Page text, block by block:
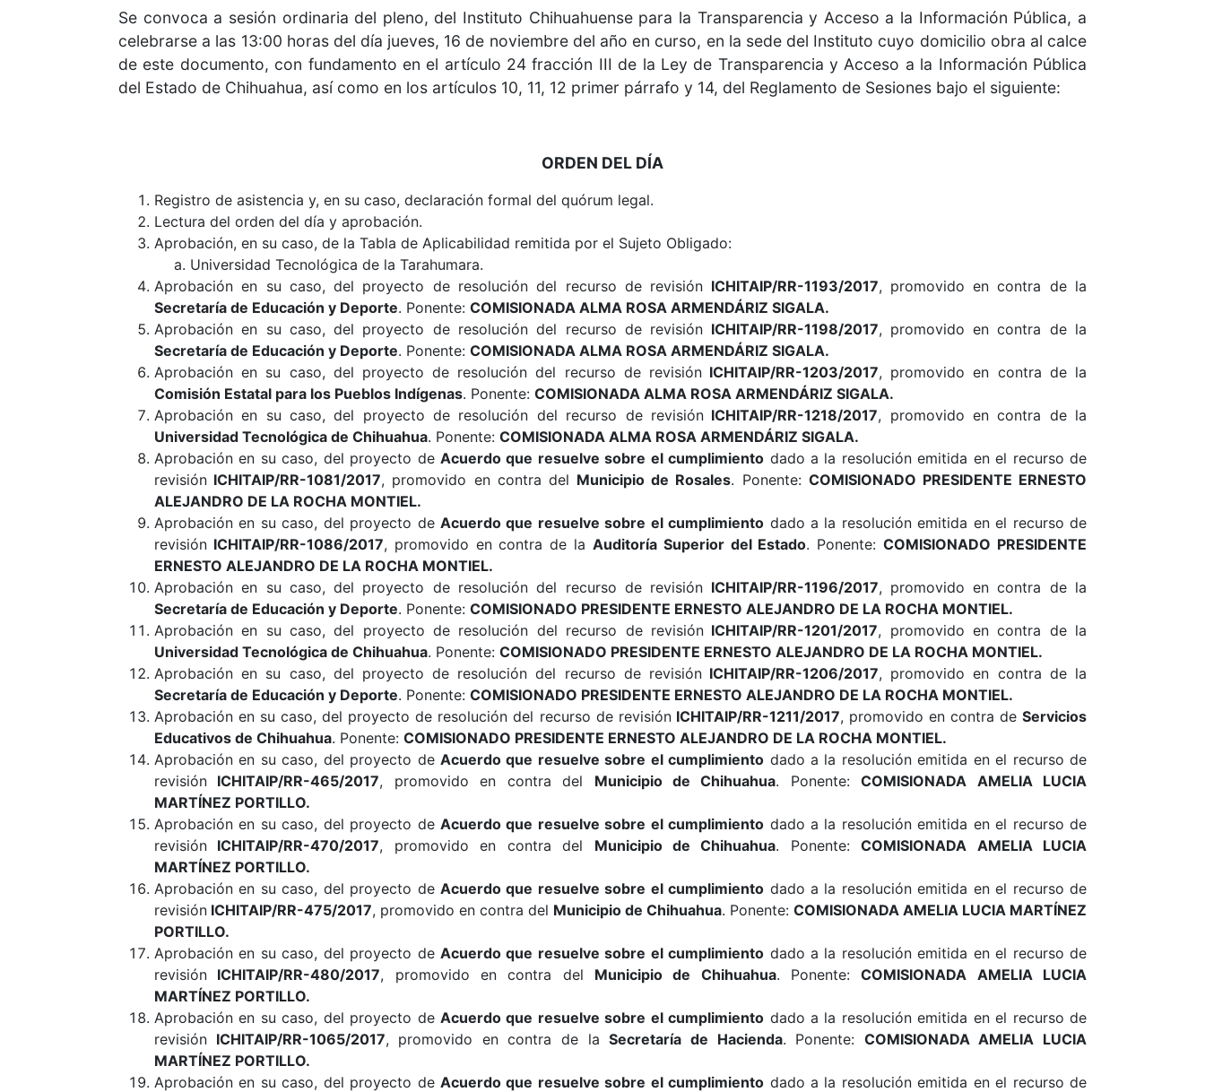
Se convoca a sesión ordinaria del pleno, del Instituto Chihuahuense para la Transparencia y Acceso a la Información Pública, a
celebrarse a las 13:00 horas del día jueves, 16 de noviembre del año en curso, en la sede del Instituto cuyo domicilio obra al calce
de este documento, con fundamento en el artículo 24 fracción III de la Ley de Transparencia y Acceso a la Información Pública
del Estado de Chihuahua, así como en los artículos 10, 11, 12 primer párrafo y 14, del Reglamento de Sesiones bajo el siguiente:
ORDEN DEL DÍA
Registro de asistencia y, en su caso, declaración formal del quórum legal.
Lectura del orden del día y aprobación.
Aprobación, en su caso, de la Tabla de Aplicabilidad remitida por el Sujeto Obligado:
Universidad Tecnológica de la Tarahumara.
Aprobación en su caso, del proyecto de resolución del recurso de revisión ICHITAIP/RR-1193/2017, promovido en contra de la
Secretaría de Educación y Deporte. Ponente: COMISIONADA ALMA ROSA ARMENDÁRIZ SIGALA.
Aprobación en su caso, del proyecto de resolución del recurso de revisión ICHITAIP/RR-1198/2017, promovido en contra de la
Secretaría de Educación y Deporte. Ponente: COMISIONADA ALMA ROSA ARMENDÁRIZ SIGALA.
Aprobación en su caso, del proyecto de resolución del recurso de revisiónICHITAIP/RR-1203/2017, promovido en contra de la
Comisión Estatal para los Pueblos Indígenas. Ponente: COMISIONADA ALMA ROSA ARMENDÁRIZ SIGALA.
Aprobación en su caso, del proyecto de resolución del recurso de revisiónICHITAIP/RR-1218/2017, promovido en contra de la
Universidad Tecnológica de Chihuahua. Ponente: COMISIONADA ALMA ROSA ARMENDÁRIZ SIGALA.
Aprobación en su caso, del proyecto de Acuerdo que resuelve sobre el cumplimiento dado a la resolución emitida en el recurso de
revisión ICHITAIP/RR-1081/2017, promovido en contra del Municipio de Rosales. Ponente: COMISIONADO PRESIDENTE ERNESTO
ALEJANDRO DE LA ROCHA MONTIEL.
Aprobación en su caso, del proyecto de Acuerdo que resuelve sobre el cumplimiento dado a la resolución emitida en el recurso de
revisión ICHITAIP/RR-1086/2017, promovido en contra de la Auditoría Superior del Estado. Ponente:COMISIONADO PRESIDENTE
ERNESTO ALEJANDRO DE LA ROCHA MONTIEL.
Aprobación en su caso, del proyecto de resolución del recurso de revisión ICHITAIP/RR-1196/2017, promovido en contra de la
Secretaría de Educación y Deporte. Ponente: COMISIONADO PRESIDENTE ERNESTO ALEJANDRO DE LA ROCHA MONTIEL.
Aprobación en su caso, del proyecto de resolución del recurso de revisiónICHITAIP/RR-1201/2017, promovido en contra de la
Universidad Tecnológica de Chihuahua. Ponente: COMISIONADO PRESIDENTE ERNESTO ALEJANDRO DE LA ROCHA MONTIEL.
Aprobación en su caso, del proyecto de resolución del recurso de revisiónICHITAIP/RR-1206/2017, promovido en contra de la
Secretaría de Educación y Deporte. Ponente: COMISIONADO PRESIDENTE ERNESTO ALEJANDRO DE LA ROCHA MONTIEL.
Aprobación en su caso, del proyecto de resolución del recurso de revisiónICHITAIP/RR-1211/2017, promovido en contra deServicios
Educativos de Chihuahua. Ponente: COMISIONADO PRESIDENTE ERNESTO ALEJANDRO DE LA ROCHA MONTIEL.
Aprobación en su caso, del proyecto de Acuerdo que resuelve sobre el cumplimiento dado a la resolución emitida en el recurso de
revisión ICHITAIP/RR-465/2017, promovido en contra del Municipio de Chihuahua. Ponente:COMISIONADA AMELIA LUCIA
MARTÍNEZ PORTILLO.
Aprobación en su caso, del proyecto de Acuerdo que resuelve sobre el cumplimiento dado a la resolución emitida en el recurso de
revisión ICHITAIP/RR-470/2017, promovido en contra del Municipio de Chihuahua. Ponente:COMISIONADA AMELIA LUCIA
MARTÍNEZ PORTILLO.
Aprobación en su caso, del proyecto de Acuerdo que resuelve sobre el cumplimiento dado a la resolución emitida en el recurso de
revisión ICHITAIP/RR-475/2017, promovido en contra del Municipio de Chihuahua. Ponente: COMISIONADA AMELIA LUCIA MARTÍNEZ
PORTILLO.
Aprobación en su caso, del proyecto de Acuerdo que resuelve sobre el cumplimiento dado a la resolución emitida en el recurso de
revisión ICHITAIP/RR-480/2017, promovido en contra del Municipio de Chihuahua. Ponente:COMISIONADA AMELIA LUCIA
MARTÍNEZ PORTILLO.
Aprobación en su caso, del proyecto de Acuerdo que resuelve sobre el cumplimiento dado a la resolución emitida en el recurso de
revisión ICHITAIP/RR-1065/2017, promovido en contra de laSecretaría de Hacienda. Ponente: COMISIONADAAMELIA LUCIA
MARTÍNEZ PORTILLO.
Aprobación en su caso, del proyecto de Acuerdo que resuelve sobre el cumplimiento dado a la resolución emitida en el recurso de